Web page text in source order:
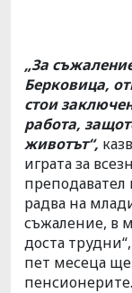
„За
Берковица,
стои
работа,
животът“,
играта за
преподавател
радва на
съжаление, в
доста
пет месеца
пенсионерите.